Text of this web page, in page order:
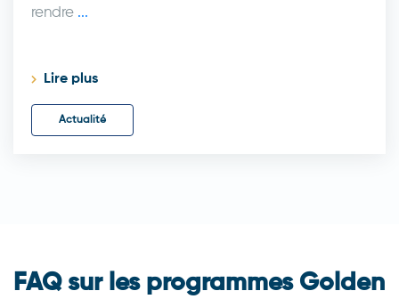
rendre ...
Lire plus
Actualité
FAQ sur les programmes Golden